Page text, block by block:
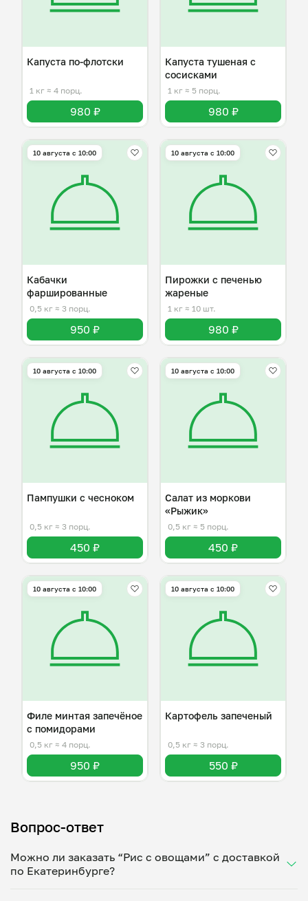
Капуста по-флотски
1 кг ≈ 4 порц.
980 ₽
Капуста тушеная с
сосисками
1 кг ≈ 5 порц.
980 ₽
10 августа с 10:00
Кабачки
фаршированные
0,5 кг ≈ 3 порц.
950 ₽
10 августа с 10:00
Пирожки с печенью
жареные
1 кг ≈ 10 шт.
980 ₽
10 августа с 10:00
Пампушки с чесноком
0,5 кг ≈ 3 порц.
450 ₽
10 августа с 10:00
Салат из моркови
«Рыжик»
0,5 кг ≈ 5 порц.
450 ₽
10 августа с 10:00
Филе минтая запечёное
с помидорами
0,5 кг ≈ 4 порц.
950 ₽
10 августа с 10:00
Картофель запеченый
0,5 кг ≈ 3 порц.
550 ₽
Вопрос-ответ
Можно ли заказать “Рис с овощами” с доставкой
по Екатеринбурге?